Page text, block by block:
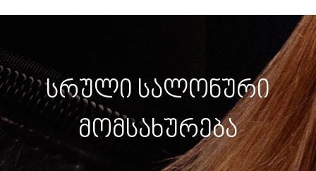
სრული სალონური
მომსახურება